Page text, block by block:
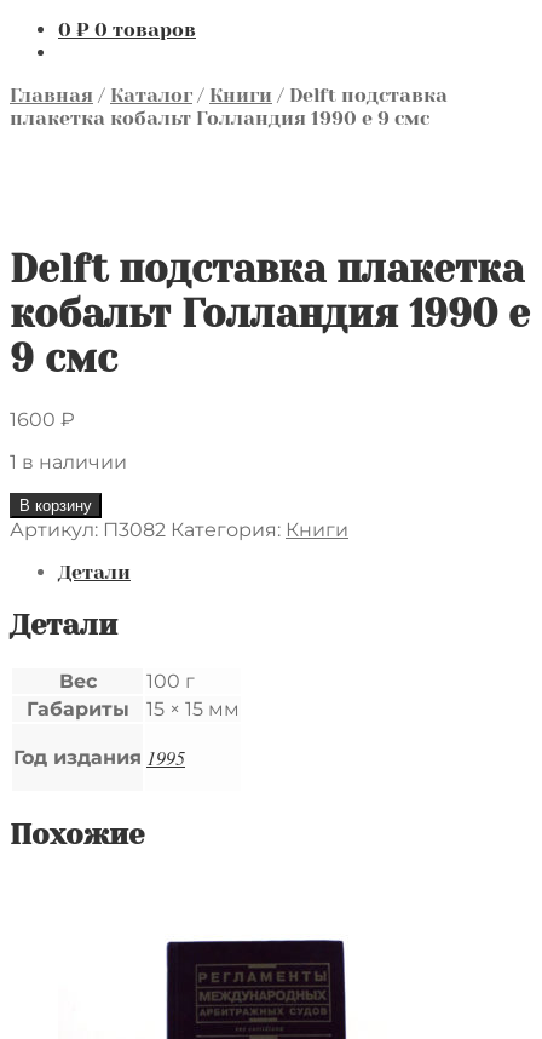
0 ₽ 0 товаров
Главная / Каталог / Книги / Delft подставка
плакетка кобальт Голландия 1990 е 9 смс
Delft подставка плакетка
кобальт Голландия 1990 е
9 смс
1600 ₽
1 в наличии
Количество
товара
подставка
кобальт
Голландия
В корзину
Артикул: П3082 Категория: Книги
Детали
Детали
Вес
100 г
Габариты
15 × 15 мм
Год издания 1995
Похожие